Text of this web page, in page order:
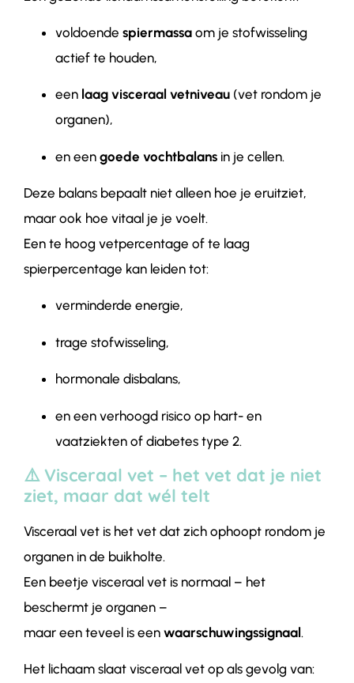
voldoende spiermassa om je stofwisseling
actief te houden,
een laag visceraal vetniveau (vet rondom je
organen),
en een goede vochtbalans in je cellen.
Deze balans bepaalt niet alleen hoe je eruitziet,
maar ook hoe vitaal je je voelt.
Een te hoog vetpercentage of te laag
spierpercentage kan leiden tot:
verminderde energie,
trage stofwisseling,
hormonale disbalans,
en een verhoogd risico op hart- en
vaatziekten of diabetes type 2.
⚠️ Visceraal vet – het vet dat je niet
ziet, maar dat wél telt
Visceraal vet is het vet dat zich ophoopt rondom je
organen in de buikholte.
Een beetje visceraal vet is normaal – het
beschermt je organen –
maar een teveel is een waarschuwingssignaal.
Het lichaam slaat visceraal vet op als gevolg van: